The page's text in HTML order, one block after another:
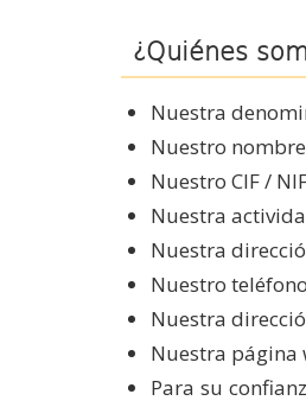
¿Quiénes
Nuestra
Nuestro
Nuestro CIF /
Nuestra
Nuestra
Nuestro
Nuestra
Nuestra página
Para su